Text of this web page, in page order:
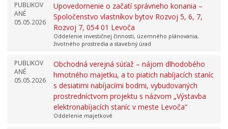
PUBLIKOV
ANÉ
05.05.2026
Upovedomenie o začatí správneho konania –
Spoločenstvo vlastníkov bytov Rozvoj 5, 6, 7,
Rozvoj 7, 054 01 Levoča
Oddelenie investičnej činnosti, územného plánovania,
životného prostredia a stavebný úrad
PUBLIKOV
ANÉ
05.05.2026
Obchodná verejná súťaž – nájom dlhodobého
hmotného majetku, a to piatich nabíjacích staníc
s desiatimi nabíjacími bodmi, vybudovaných
prostredníctvom projektu s názvom „Výstavba
elektronabíjacích staníc v meste Levoča“
Oddelenie majetkové